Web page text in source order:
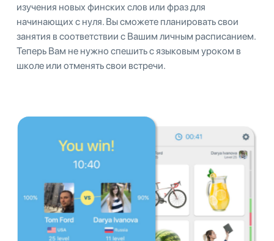
изучения новых финских слов или фраз для
начинающих с нуля. Вы сможете планировать свои
занятия в соответствии с Вашим личным расписанием.
Теперь Вам не нужно спешить с языковым уроком в
школе или отменять свои встречи.